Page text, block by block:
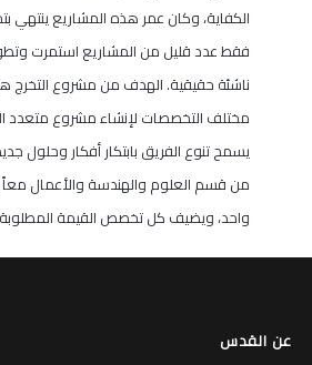
الكفاية، وكان عمر هذه المشاريع ينتهي
فقط عدد قليل من المشاريع استمرت
ناشئة حقيقية. الهدف من مشروع التخرج
مختلف التخصصات لإنشاء مشروع متعدد
يسمح تنوع الفريق بابتكار أفكار وحلول
من قسم العلوم والهندسة والأعمال
واحد، ويضيف كل تخصص القيمة
عن القدس